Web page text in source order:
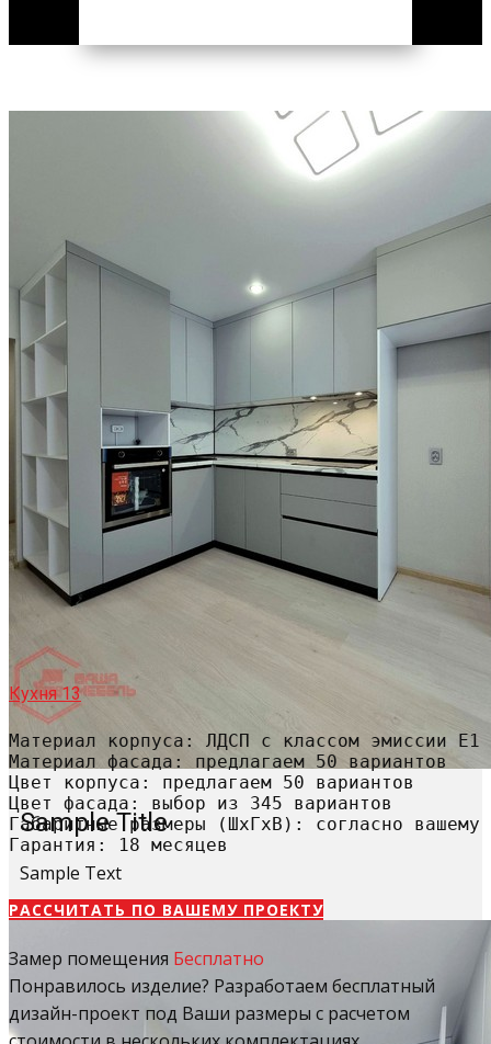
Sample Title
Sample Text
Кухня 13
Материал корпуса: ЛДСП с классом эмиссии Е1
Материал фасада: предлагаем 50 вариантов
Цвет корпуса: предлагаем 50 вариантов
Цвет фасада: выбор из 345 вариантов
Габаритные размеры (ШхГхВ): согласно вашему
Гарантия: 18 месяцев
РАССЧИТАТЬ​ ПО ВАШЕМУ ПРОЕКТУ
Замер помещения Бесплатно
Понравилось изделие? Разработаем бесплатный
дизайн-проект под Ваши размеры с расчетом